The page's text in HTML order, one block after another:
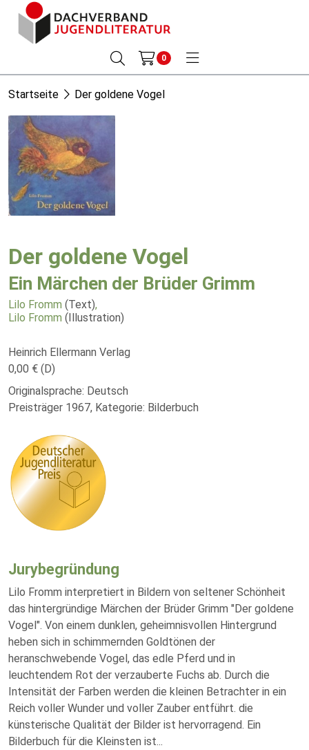
0
Startseite Der goldene Vogel
Der goldene Vogel
Ein Märchen der Brüder Grimm
Lilo Fromm (Text),
Lilo Fromm (Illustration)
Heinrich Ellermann Verlag
0,00 € (D)
Originalsprache: Deutsch
Preisträger 1967, Kategorie: Bilderbuch
Jurybegründung
Lilo Fromm interpretiert in Bildern von seltener Schönheit
das hintergründige Märchen der Brüder Grimm "Der goldene
Vogel". Von einem dunklen, geheimnisvollen Hintergrund
heben sich in schimmernden Goldtönen der
heranschwebende Vogel, das edle Pferd und in
leuchtendem Rot der verzauberte Fuchs ab. Durch die
Intensität der Farben werden die kleinen Betrachter in ein
Reich voller Wunder und voller Zauber entführt. die
künsterische Qualität der Bilder ist hervorragend. Ein
Bilderbuch für die Kleinsten ist...